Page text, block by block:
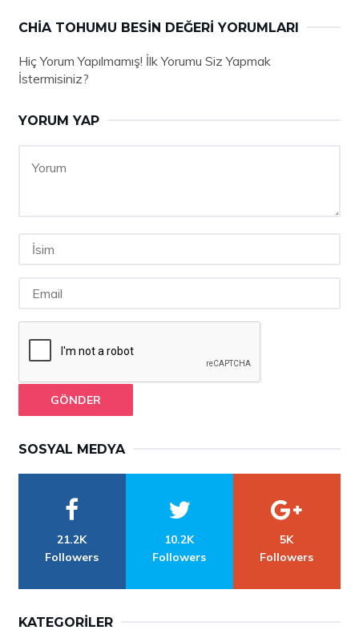
CHIA TOHUMU BESIN DEĞERI YORUMLARI
Hiç Yorum Yapılmamış! İlk Yorumu Siz Yapmak
İstermisiniz?
YORUM YAP
GÖNDER
SOSYAL MEDYA
21.2K
Followers
10.2K
Followers
5K
Followers
KATEGORILER